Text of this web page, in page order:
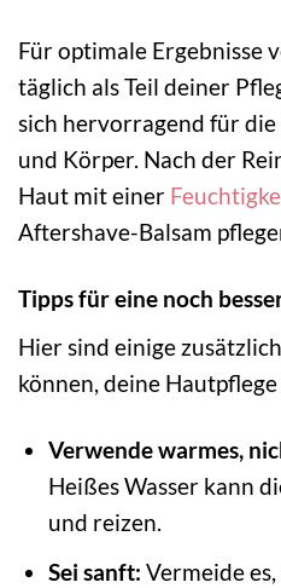
Für optimale Ergebnisse
täglich als Teil deiner
sich hervorragend für
und Körper. Nach der
Haut mit einer
Aftershave-Balsam
Tipps für eine noch
Hier sind einige
können, deine
Verwende warmes,
Heißes Wasser kann
und reizen.
Sei sanft: Vermeide